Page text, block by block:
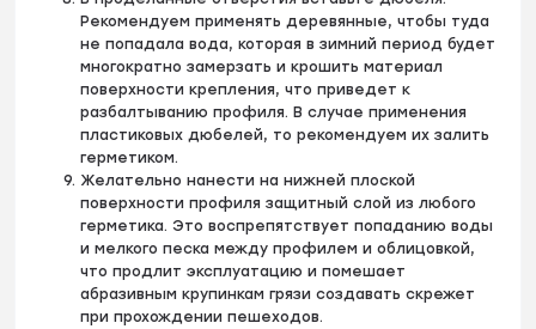
Рекомендуем применять деревянные, чтобы туда
не попадала вода, которая в зимний период будет
многократно замерзать и крошить материал
поверхности крепления, что приведет к
разбалтыванию профиля. В случае применения
пластиковых дюбелей, то рекомендуем их залить
герметиком.
Желательно нанести на нижней плоской
поверхности профиля защитный слой из любого
герметика. Это воспрепятствует попаданию воды
и мелкого песка между профилем и облицовкой,
что продлит эксплуатацию и помешает
абразивным крупинкам грязи создавать скрежет
при прохождении пешеходов.